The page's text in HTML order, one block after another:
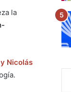
la
Nicolás